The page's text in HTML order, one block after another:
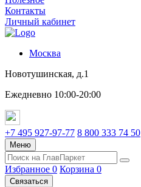
Контакты
Личный кабинет
Москва
Новотушинская, д.1
Ежедневно 10:00-20:00
+7 495 927-97-77 8 800 333 74 50
Меню
Избранное 0 Корзина 0
Связаться